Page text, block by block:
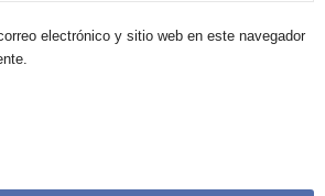
electrónico y sitio web en este navegador